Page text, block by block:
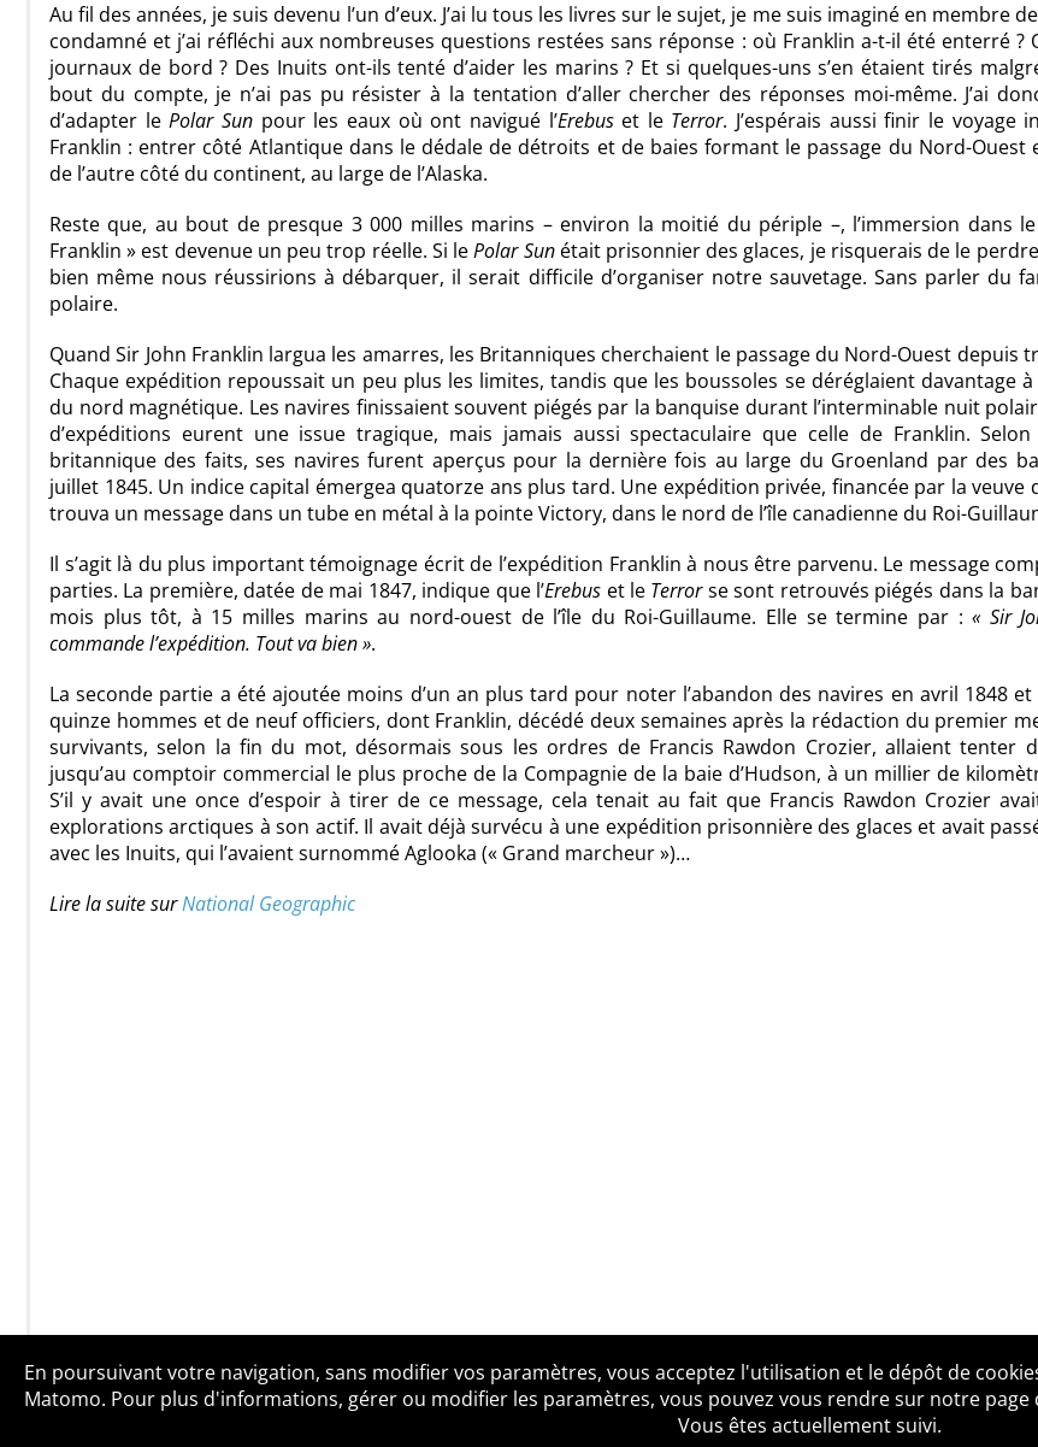
Au fil des années, je suis devenu l’un d’eux. J’ai lu tous les livres sur le sujet, je me suis imaginé en membre
condamné et j’ai réfléchi aux nombreuses questions restées sans réponse : où Franklin a-t-il été enterré ?
journaux de bord ? Des Inuits ont-ils tenté d’aider les marins ? Et si quelques-uns s’en étaient tirés
bout du compte, je n’ai pas pu résister à la tentation d’aller chercher des réponses moi-même. J’ai
d’adapter lePolar Sunpour les eaux où ont navigué l’Erebuset le Terror. J’espérais aussi finir le voyage
Franklin : entrer côté Atlantique dans le dédale de détroits et de baies formant le passage du Nord-Ouest
de l’autre côté du continent, au large de l’Alaska.
Reste que, au bout de presque 3 000 milles marins – environ la moitié du périple –, l’immersion dans
Franklin » est devenue un peu trop réelle. Si lePolar Sunétait prisonnier des glaces, je risquerais de le
bien même nous réussirions à débarquer, il serait difficile d’organiser notre sauvetage. Sans parler du
polaire.
Quand Sir John Franklin largua les amarres, les Britanniques cherchaient le passage du Nord-Ouest depuis
Chaque expédition repoussait un peu plus les limites, tandis que les boussoles se déréglaient davantage à
du nord magnétique. Les navires finissaient souvent piégés par la banquise durant l’interminable nuit
d’expéditions eurent une issue tragique, mais jamais aussi spectaculaire que celle de Franklin.
britannique des faits, ses navires furent aperçus pour la dernière fois au large du Groenland par des
juillet 1845. Un indice capital émergea quatorze ans plus tard. Une expédition privée, financée par la veuve
trouva un message dans un tube en métal à la pointe Victory, dans le nord de l’île canadienne du Roi-
Il s’agit là du plus important témoignage écrit de l’expédition Franklin à nous être parvenu. Le message
parties. La première, datée de mai 1847, indique que l’Erebus et le Terrorse sont retrouvés piégés dans la
mois plus tôt, à 15 milles marins au nord-ouest de l’île du Roi-Guillaume. Elle se termine par :« Sir
commande l’expédition. Tout va bien ».
La seconde partie a été ajoutée moins d’un an plus tard pour noter l’abandon des navires en avril 1848
quinze hommes et de neuf officiers, dont Franklin, décédé deux semaines après la rédaction du premier
survivants, selon la fin du mot, désormais sous les ordres de Francis Rawdon Crozier, allaient tenter
jusqu’au comptoir commercial le plus proche de la Compagnie de la baie d’Hudson, à un millier de
S’il y avait une once d’espoir à tirer de ce message, cela tenait au fait que Francis Rawdon Crozier
explorations arctiques à son actif. Il avait déjà survécu à une expédition prisonnière des glaces et avait
avec les Inuits, qui l’avaient surnommé Aglooka (« Grand marcheur »)…
Lire la suite surNational Geographic
Qui sommes-nous ? Mentions légales Accessibilité Politique de
En poursuivant votre navigation, sans modifier vos paramètres, vous acceptez l'utilisation et le dépôt de
Matomo. Pour plus d'informations, gérer ou modifier les paramètres, vous pouvez vous rendre sur notre
Vous êtes actuellement suivi.